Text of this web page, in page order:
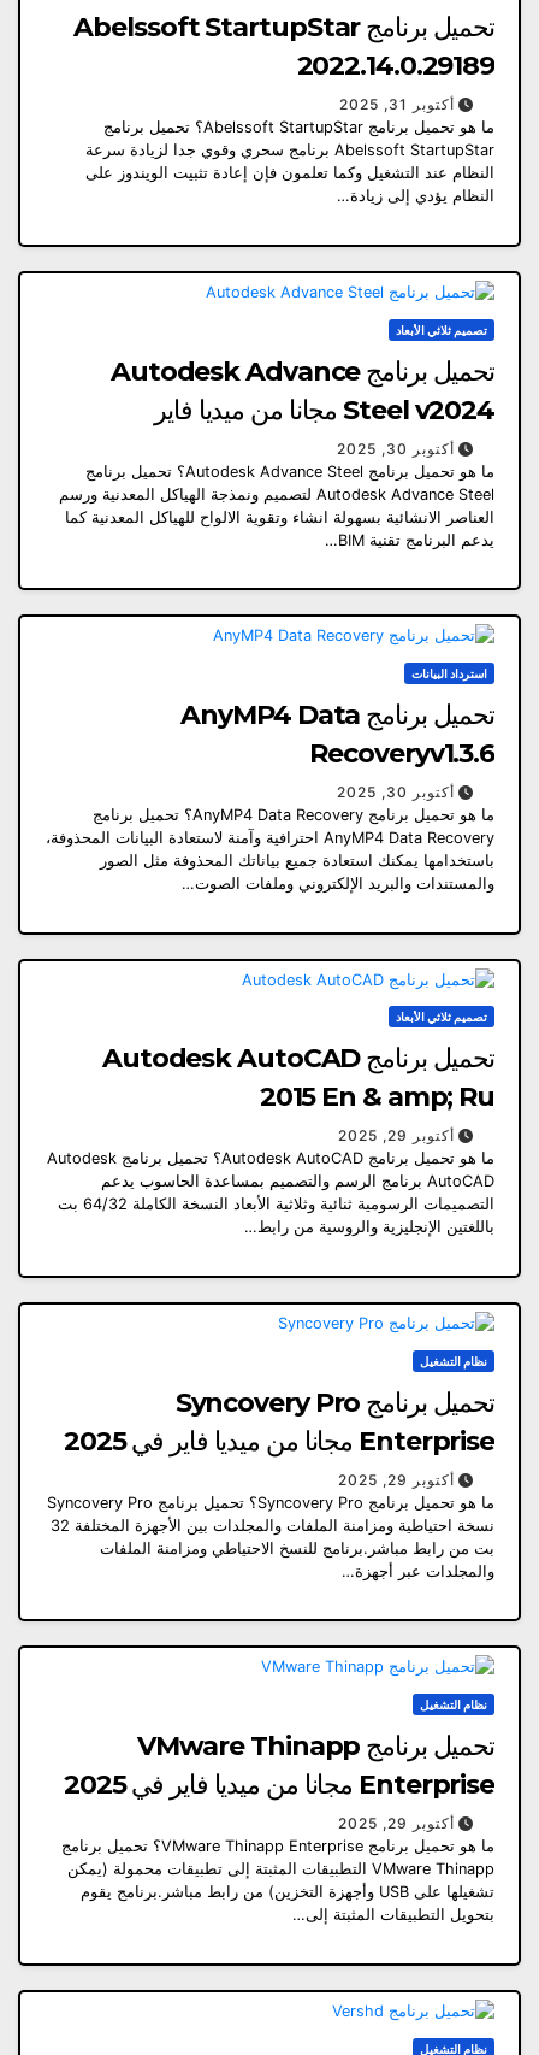
تحميل برنامج Abelssoft StartupStar
2022.14.0.29189
أكتوبر 31, 2025
ما هو تحميل برنامج Abelssoft StartupStar؟ تحميل برنامج
Abelssoft StartupStar برنامج سحري وقوي جدا لزيادة سرعة
النظام عند التشغيل وكما تعلمون فإن إعادة تثبيت الويندوز على
النظام يؤدي إلى زيادة…
تصميم ثلاثي الأبعاد
تحميل برنامج Autodesk Advance
Steel v2024 مجانا من ميديا ​​فاير
أكتوبر 30, 2025
ما هو تحميل برنامج Autodesk Advance Steel؟ تحميل برنامج
Autodesk Advance Steel لتصميم ونمذجة الهياكل المعدنية ورسم
العناصر الانشائية بسهولة انشاء وتقوية الالواح للهياكل المعدنية كما
يدعم البرنامج تقنية BIM…
استرداد البيانات
تحميل برنامج AnyMP4 Data
Recoveryv1.3.6
أكتوبر 30, 2025
ما هو تحميل برنامج AnyMP4 Data Recovery؟ تحميل برنامج
AnyMP4 Data Recovery احترافية وآمنة لاستعادة البيانات المحذوفة،
باستخدامها يمكنك استعادة جميع بياناتك المحذوفة مثل الصور
والمستندات والبريد الإلكتروني وملفات الصوت…
تصميم ثلاثي الأبعاد
تحميل برنامج Autodesk AutoCAD
2015 En & amp; Ru
أكتوبر 29, 2025
ما هو تحميل برنامج Autodesk AutoCAD؟ تحميل برنامج Autodesk
AutoCAD برنامج الرسم والتصميم بمساعدة الحاسوب يدعم
التصميمات الرسومية ثنائية وثلاثية الأبعاد النسخة الكاملة 64/32 بت
باللغتين الإنجليزية والروسية من رابط…
نظام التشغيل
تحميل برنامج Syncovery Pro
Enterprise مجانا من ميديا ​​فاير في 2025
أكتوبر 29, 2025
ما هو تحميل برنامج Syncovery Pro؟ تحميل برنامج Syncovery Pro
نسخة احتياطية ومزامنة الملفات والمجلدات بين الأجهزة المختلفة 32
بت من رابط مباشر.برنامج للنسخ الاحتياطي ومزامنة الملفات
والمجلدات عبر أجهزة…
نظام التشغيل
تحميل برنامج VMware Thinapp
Enterprise مجانا من ميديا ​​فاير في 2025
أكتوبر 29, 2025
ما هو تحميل برنامج VMware Thinapp Enterprise؟ تحميل برنامج
VMware Thinapp التطبيقات المثبتة إلى تطبيقات محمولة (يمكن
تشغيلها على USB وأجهزة التخزين) من رابط مباشر.برنامج يقوم
بتحويل التطبيقات المثبتة إلى…
نظام التشغيل